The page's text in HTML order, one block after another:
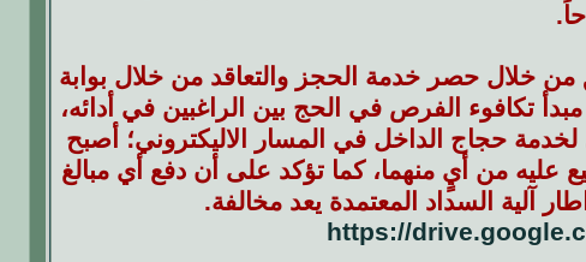
من خلال حصر خدمة الحجز والتعاقد من خلال بوابة
تكافوء الفرص في الحج بين الراغبين في أدائه،
لخدمة حجاج الداخل في المسار الاليكتروني؛ أصبح
عليه من أيٍ منهما، كما تؤكد على أن دفع أي مبالغ
آلية السداد المعتمدة يعد مخالفة.
https://